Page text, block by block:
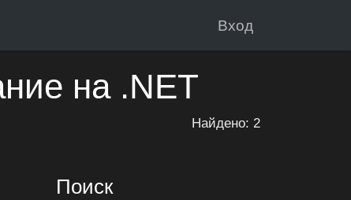
Вход
на .NET
Найдено: 2
Поиск